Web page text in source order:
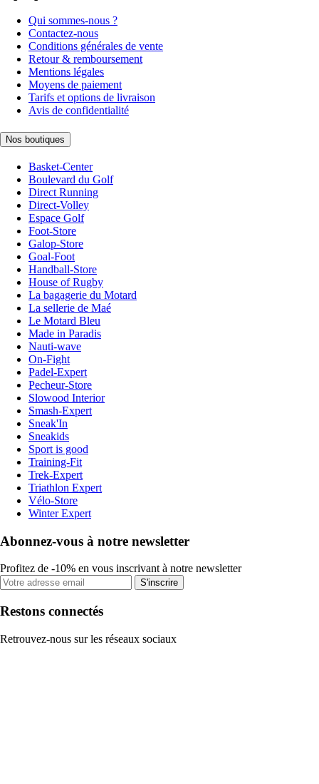
Qui sommes-nous ?
Contactez-nous
Conditions générales de vente
Retour & remboursement
Mentions légales
Moyens de paiement
Tarifs et options de livraison
Avis de confidentialité
Nos boutiques
Basket-Center
Boulevard du Golf
Direct Running
Direct-Volley
Espace Golf
Foot-Store
Galop-Store
Goal-Foot
Handball-Store
House of Rugby
La bagagerie du Motard
La sellerie de Maé
Le Motard Bleu
Made in Paradis
Nauti-wave
On-Fight
Padel-Expert
Pecheur-Store
Slowood Interior
Smash-Expert
Sneak'In
Sneakids
Sport is good
Training-Fit
Trek-Expert
Triathlon Expert
Vélo-Store
Winter Expert
Abonnez-vous à notre newsletter
Profitez de -10% en vous inscrivant à notre newsletter
S'inscrire
Restons connectés
Retrouvez-nous sur les réseaux sociaux